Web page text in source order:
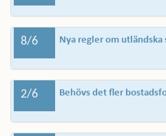
8/6 Nya regler om
2/6 Behövs det fler